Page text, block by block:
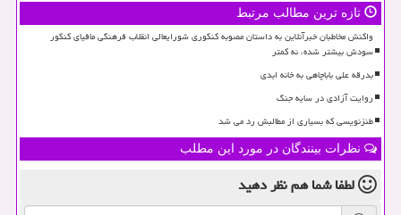
تازه ترین مطالب مرتبط
واکنش مخاطبان خبرآنلاین به داستان مصوبه کنکوری شورایعالی انقلاب فرهنگی مافیای کنکور
سودش بیشتر شده، نه کمتر
بدرقه علی باباچاهی به خانه ابدی
روایت آزادی در سایه جنگ
طنزنویسی که بسیاری از مطالبش رد می شد
نظرات بینندگان در مورد این مطلب
لطفا شما همنظر دهید